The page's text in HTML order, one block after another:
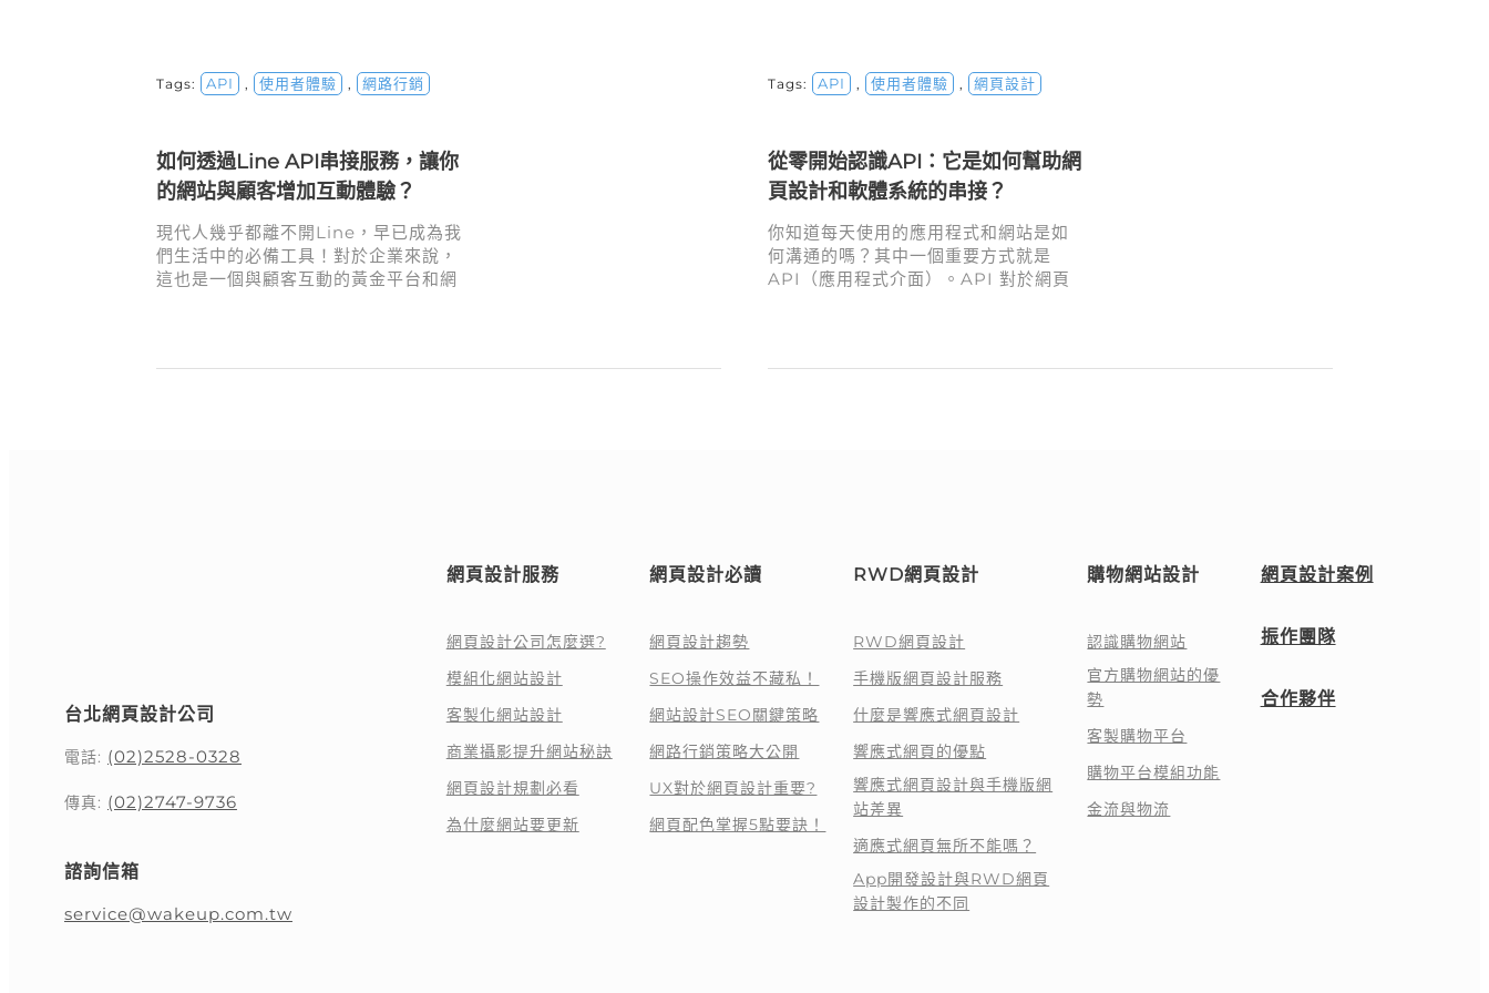
如何透過Line API串接服務，讓你
的網站與顧客增加互動體驗？
現代人幾乎都離不開Line，早已成為我
們生活中的必備工具！對於企業來說，
這也是一個與顧客互動的黃金平台和網
Line進行即時諮詢和回饋。透過Line
Tags: API , 使用者體驗 , 網路行銷
從零開始認識API：它是如何幫助網
頁設計和軟體系統的串接？
你知道每天使用的應用程式和網站是如
何溝通的嗎？其中一個重要方式就是
API（應用程式介面）。API 對於網頁
API 都在背後串接，讓這些應用和網站
Tags: API , 使用者體驗 , 網頁設計
台北網頁設計公司
電話: (02)2528-0328
傳真: (02)2747-9736
諮詢信箱
service@wakeup.com.tw
網頁設計服務
網頁設計公司怎麼選?
模組化網站設計
客製化網站設計
商業攝影提升網站秘訣
網頁設計規劃必看
為什麼網站要更新
網頁設計必讀
網頁設計趨勢
SEO操作效益不藏私！
網站設計SEO關鍵策略
網路行銷策略大公開
UX對於網頁設計重要?
網頁配色掌握5點要訣！
RWD網頁設計
RWD網頁設計
手機版網頁設計服務
什麼是響應式網頁設計
響應式網頁的優點
響應式網頁設計與手機版網
站差異
適應式網頁無所不能嗎？
App開發設計與RWD網頁
設計製作的不同
購物網站設計
認識購物網站
官方購物網站的優
勢
客製購物平台
購物平台模組功能
金流與物流
網頁設計案例
振作團隊
合作夥伴